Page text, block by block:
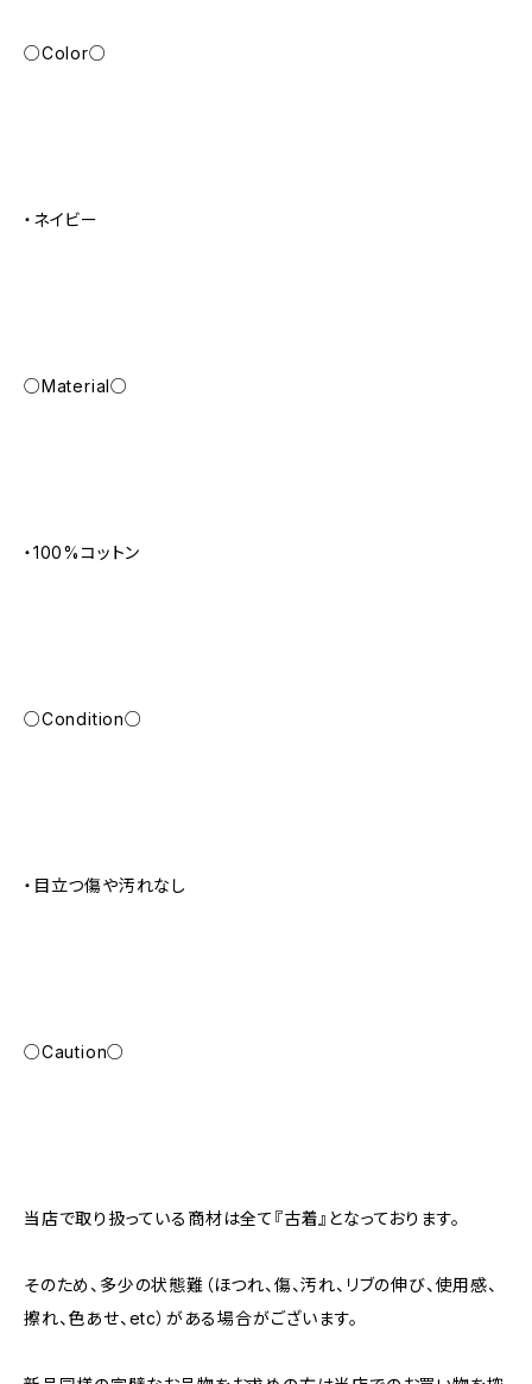
○Color○
・ネイビー
○Material○
・100%コットン
○Condition○
・目立つ傷や汚れなし
○Caution○
当店で取り扱っている商材は全て『古着』となっております。
そのため、多少の状態難（ほつれ、傷、汚れ、リブの伸び、使用感、
擦れ、色あせ、etc）がある場合がございます。